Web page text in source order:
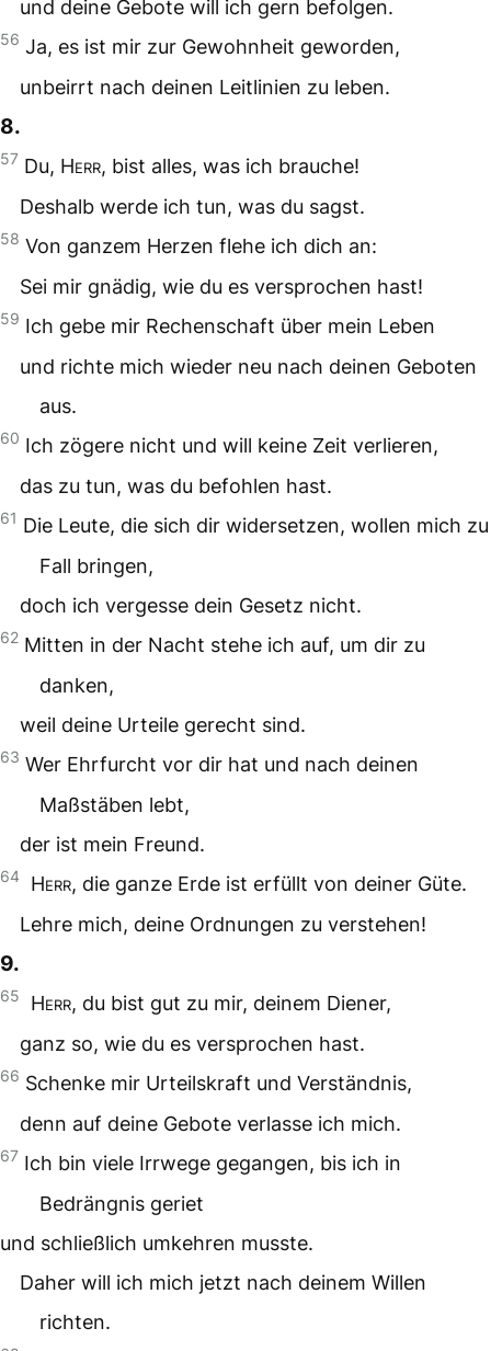
und deine Gebote will ich gern befolgen.
56 Ja, es ist mir zur Gewohnheit geworden,
unbeirrt nach deinen Leitlinien zu leben.
8.
57 Du, Herr, bist alles, was ich brauche!
Deshalb werde ich tun, was du sagst.
58 Von ganzem Herzen flehe ich dich an:
Sei mir gnädig, wie du es versprochen hast!
59 Ich gebe mir Rechenschaft über mein Leben
und richte mich wieder neu nach deinen Geboten
aus.
60 Ich zögere nicht und will keine Zeit verlieren,
das zu tun, was du befohlen hast.
61 Die Leute, die sich dir widersetzen, wollen mich zu
Fall bringen,
doch ich vergesse dein Gesetz nicht.
62 Mitten in der Nacht stehe ich auf, um dir zu
danken,
weil deine Urteile gerecht sind.
63 Wer Ehrfurcht vor dir hat und nach deinen
Maßstäben lebt,
der ist mein Freund.
64 Herr, die ganze Erde ist erfüllt von deiner Güte.
Lehre mich, deine Ordnungen zu verstehen!
9.
65 Herr, du bist gut zu mir, deinem Diener,
ganz so, wie du es versprochen hast.
66 Schenke mir Urteilskraft und Verständnis,
denn auf deine Gebote verlasse ich mich.
67 Ich bin viele Irrwege gegangen, bis ich in
Bedrängnis geriet
und schließlich umkehren musste.
Daher will ich mich jetzt nach deinem Willen
richten.